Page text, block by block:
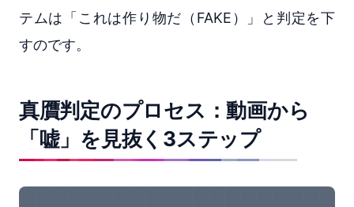
テムは「これは作り物だ（FAKE）」と判定を下
すのです。
真贋判定のプロセス：動画から
「嘘」を見抜く3ステップ